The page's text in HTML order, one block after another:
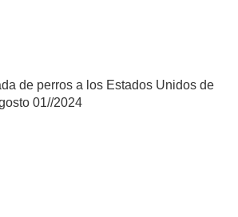
de perros a los Estados Unidos de
01//2024